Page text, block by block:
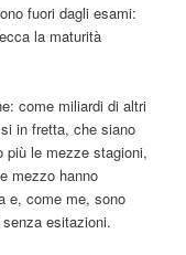
fuori dagli esami:
la maturità
come miliardi di altri
in fretta, che siano
più le mezze stagioni,
mezzo hanno
e, come me, sono
esitazioni.